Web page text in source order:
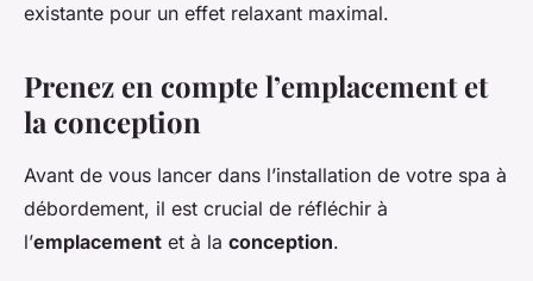
existante pour un effet relaxant maximal.
Prenez en compte l’emplacement et
la conception
Avant de vous lancer dans l’installation de votre spa à
débordement, il est crucial de réfléchir à
l’emplacement et à la conception.